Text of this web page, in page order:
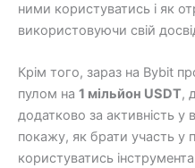
ними користуватись і як
використовуючи свій
Крім того, зараз на Bybit
пулом на 1 мільйон USDT,
додатково за активність у
покажу, як брати участь у
користуватись